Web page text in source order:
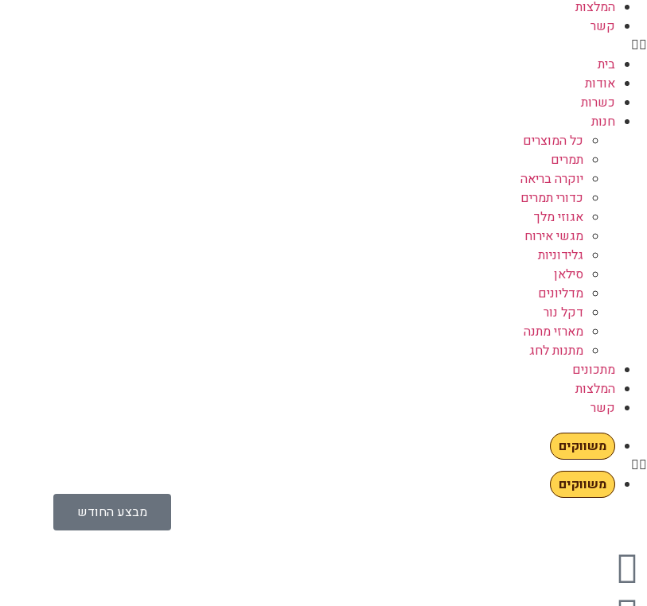
המלצות
קשר
בית
אודות
כשרות
חנות
כל המוצרים
תמרים
יוקרה בריאה
כדורי תמרים
אגוזי מלך
מגשי אירוח
גלידוניות
סילאן
מדליונים
דקל נור
מארזי מתנה
מתנות לחג
מתכונים
המלצות
קשר
משווקים
משווקים
מבצע החודש